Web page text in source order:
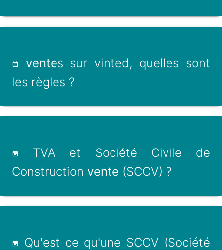
ventes sur vinted, quelles sont
les règles ?
TVA et Société Civile de
Construction vente (SCCV) ?
Qu'est ce qu'une SCCV (Société